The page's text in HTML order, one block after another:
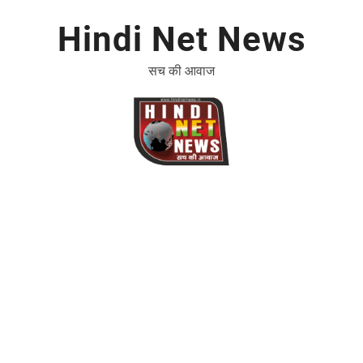
Hindi Net News
सच की आवाज